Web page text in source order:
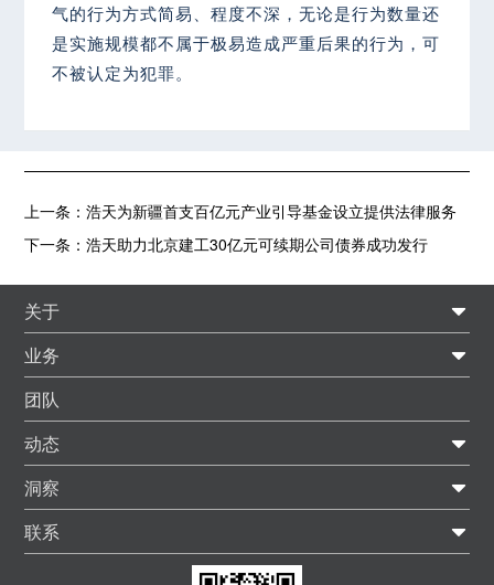
气的行为方式简易、程度不深，无论是行为数量还
是实施规模都不属于极易造成严重后果的行为，可
不被认定为犯罪。
上一条：浩天为新疆首支百亿元产业引导基金设立提供法律服务
下一条：浩天助力北京建工30亿元可续期公司债券成功发行
关于
业务
团队
动态
洞察
联系